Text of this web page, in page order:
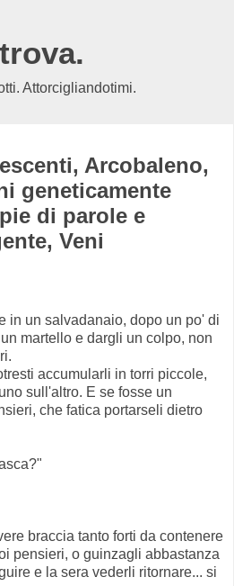
Attorcigliandotimi.
Arcobaleno,
geneticamente
di parole e
Veni
in un salvadanaio, dopo un po' di
martello e dargli un colpo, non
accumularli in torri piccole,
sull'altro. E se fosse un
, che fatica portarseli dietro
braccia tanto forti da contenere
pensieri, o guinzagli abbastanza
e la sera vederli ritornare... si